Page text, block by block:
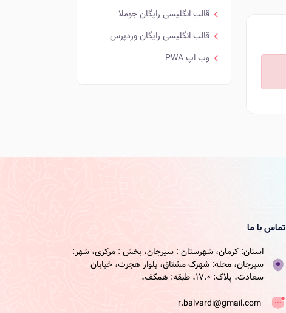
قالب انگلیسی رایگان جوملا
قالب انگلیسی رایگان وردپرس
وب اپ PWA
تماس با ما
استان: کرمان، شهرستان : سیرجان، بخش : مرکزی، شهر:
سیرجان، محله: شهرک مشتاق، بلوار هجرت، خیابان
سعادت، پلاک: 17.0، طبقه: همکف،